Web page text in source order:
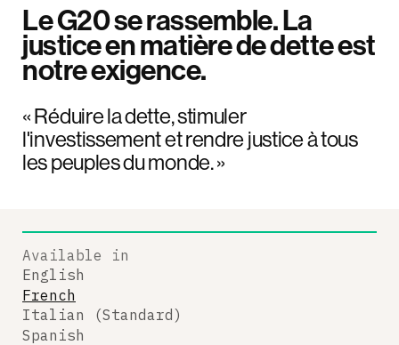
Le G20 se rassemble. La
justice en matière de dette est
notre exigence.
« Réduire la dette, stimuler
l'investissement et rendre justice à tous
les peuples du monde. »
Available in
English
French
Italian (Standard)
Spanish